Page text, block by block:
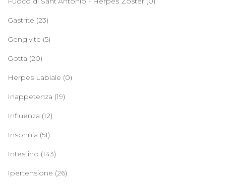
Gastrite (23)
Gengivite (5)
Gotta (20)
Herpes Labiale (0)
Inappetenza (19)
Influenza (12)
Insonnia (51)
Intestino (143)
Ipertensione (26)